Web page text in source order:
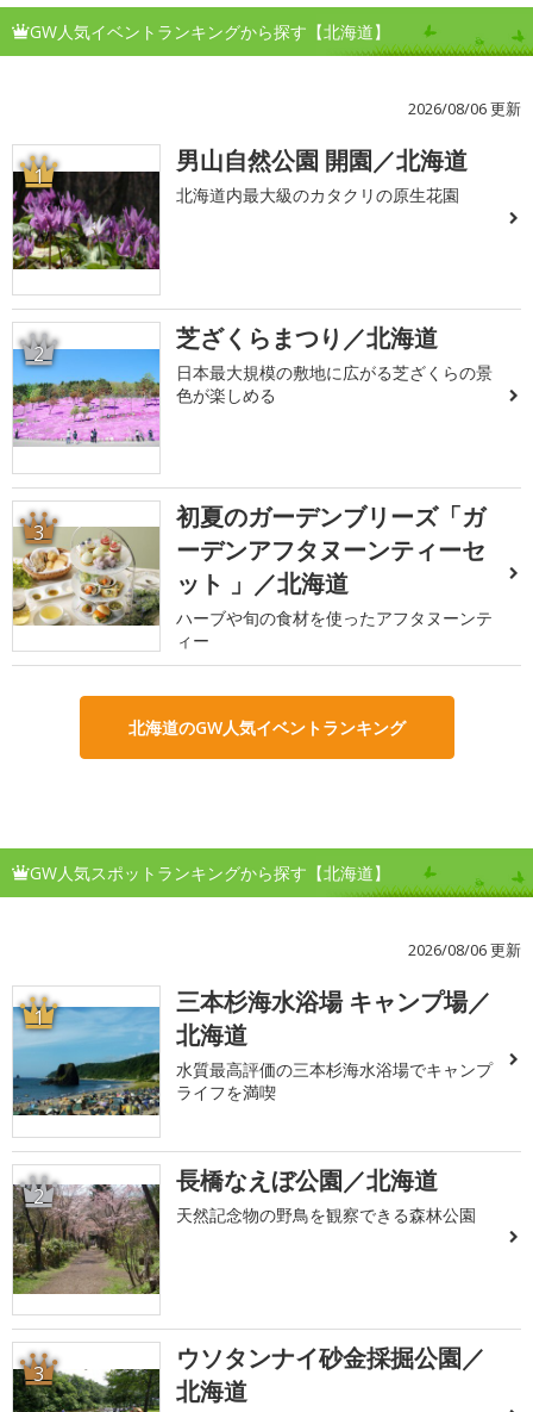
GW人気イベントランキングから探す【北海道】
2026/08/06 更新
1 男山自然公園 開園／北海道
北海道内最大級のカタクリの原生花園
2 芝ざくらまつり／北海道
日本最大規模の敷地に広がる芝ざくらの景
色が楽しめる
3
初夏のガーデンブリーズ「ガ
ーデンアフタヌーンティーセ
ット 」／北海道
ハーブや旬の食材を使ったアフタヌーンテ
ィー
北海道のGW人気イベントランキング
GW人気スポットランキングから探す【北海道】
2026/08/06 更新
1
三本杉海水浴場 キャンプ場／
北海道
水質最高評価の三本杉海水浴場でキャンプ
ライフを満喫
2 長橋なえぼ公園／北海道
天然記念物の野鳥を観察できる森林公園
3
ウソタンナイ砂金採掘公園／
北海道